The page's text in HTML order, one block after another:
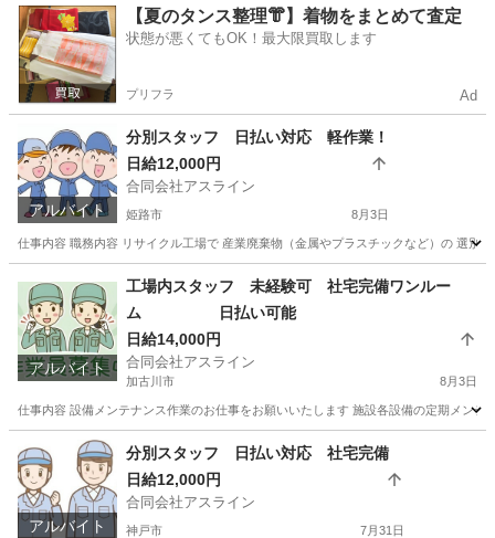
兵庫 小野市 仕分け スタッフ
【夏のタンス整理👘】着物をまとめて査定
状態が悪くてもOK！最大限買取します
プリフラ Ad
アルバイト
分別スタッフ 日払い対応 軽作業！
日給12,000円
合同会社アスライン
姫路市 8月3日
仕事内容 職務内容 リサイクル工場で 産業廃棄物（金属やプラスチックなど）の 選別
仕分け
アルバイト
工場内スタッフ 未経験可 社宅完備ワンルー
ム 日払い可能
日給14,000円
合同会社アスライン
加古川市 8月3日
仕事内容 設備メンテナンス作業のお仕事をお願いいたします 施設各設備の定期メン
加古川市 その他 スタッフ
アルバイト
分別スタッフ 日払い対応 社宅完備
日給12,000円
合同会社アスライン
神戸市 7月31日